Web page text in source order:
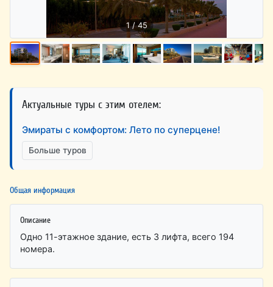
1 / 45
Актуальные туры с этим отелем:
Эмираты с комфортом: Лето по суперцене!
Больше туров
Общая информация
Описание
Одно 11-этажное здание, есть 3 лифта, всего 194
номера.